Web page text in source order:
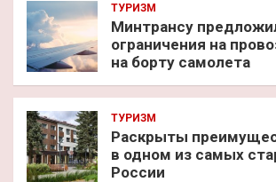
ТУРИЗМ
Минтрансу
ограничения на
на борту самолета
ТУРИЗМ
Раскрыты
в одном из самых
России